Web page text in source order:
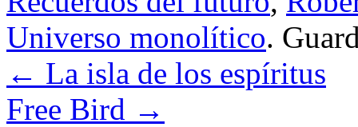
Universo monolítico.
← La isla de los espíritus
Free Bird →